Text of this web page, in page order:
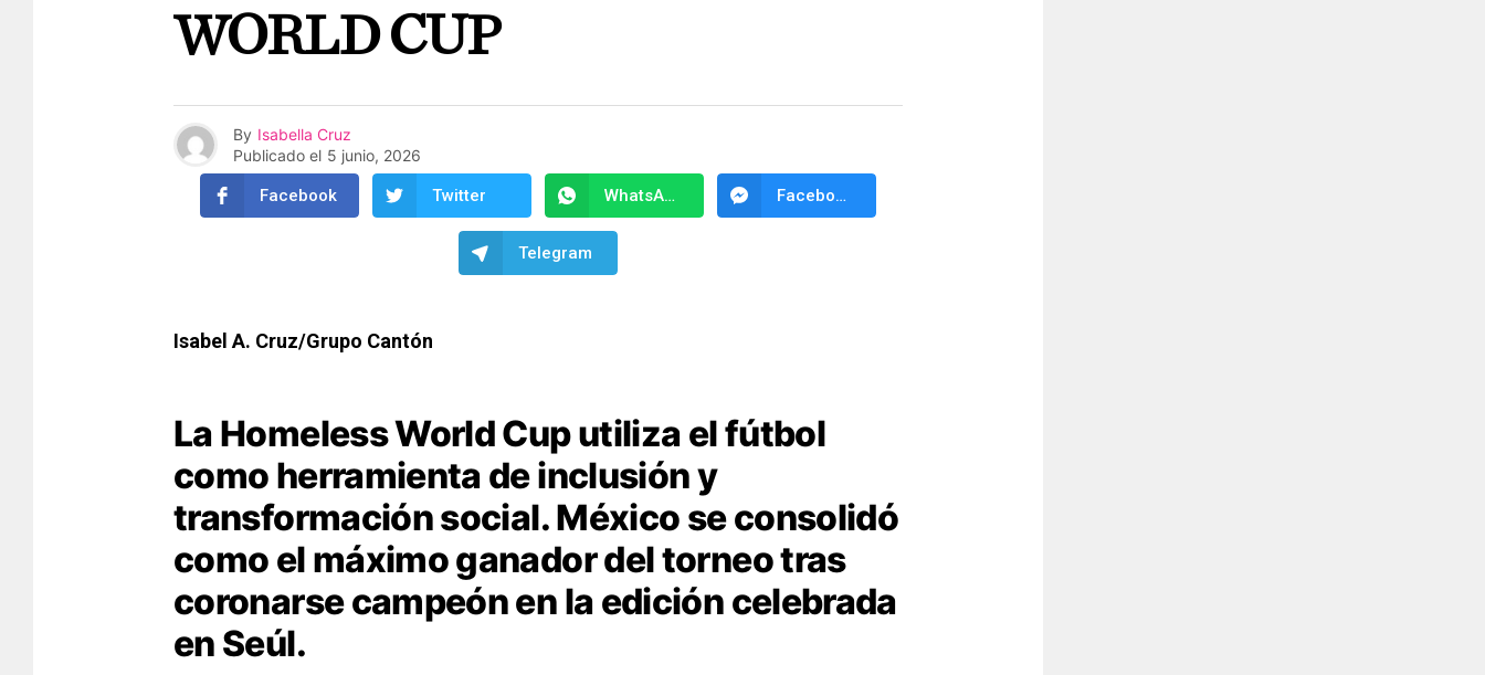
WORLD CUP
By Isabella Cruz
Publicado el 5 junio, 2026
Facebook Twitter WhatsApp Facebook Messenger
Telegram
Isabel A. Cruz/Grupo Cantón
La Homeless World Cup utiliza el fútbol
como herramienta de inclusión y
transformación social. México se consolidó
como el máximo ganador del torneo tras
coronarse campeón en la edición celebrada
en Seúl.